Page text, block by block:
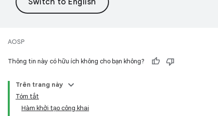
AOSP
Thông tin này có hữu ích không cho bạn không?
Trên trang này
Tóm tắt
Hàm khởi tạo công khai